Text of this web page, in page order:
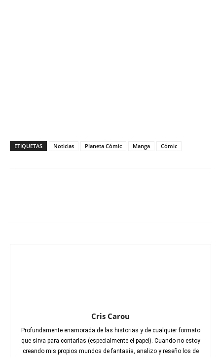
ETIQUETAS Noticias Planeta Cómic Manga Cómic
Cris Carou
Profundamente enamorada de las historias y de cualquier formato
que sirva para contarlas (especialmente el papel). Cuando no estoy
creando mis propios mundos de fantasía, analizo y reseño los de